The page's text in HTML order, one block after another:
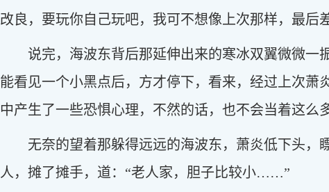
改良，要玩你自己玩吧，我可不想像上次那样，最后
说完，海波东背后那延伸出来的寒冰双翼微微一
能看见一个小黑点后，方才停下，看来，经过上次
中产生了一些恐惧心理，不然的话，也不会当着这么
无奈的望着那躲得远远的海波东，萧炎低下头，
人，摊了摊手，道：“老人家，胆子比较小……”